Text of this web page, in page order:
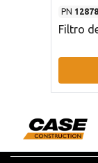
PN
Filtro